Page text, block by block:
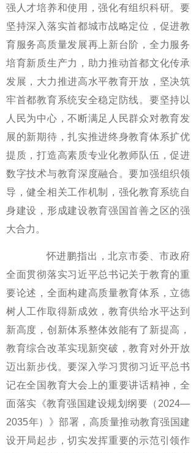
强人才培养和使用，强化有组织科研。要
坚持深入落实首都城市战略定位，促进教
育服务高质量发展再上新台阶，全力服务
培育新质生产力，助力推动首都文化传承
发展，大力推进高水平教育开放，坚决筑
牢首都教育系统安全稳定防线。要坚持以
人民为中心，不断满足人民群众对教育发
展的新期待，扎实推进终身教育体系扩优
提质，打造高素质专业化教师队伍，促进
数字技术与教育深度融合。要加强组织领
导，健全相关工作机制，强化教育系统自
身建设，形成建设教育强国首善之区的强
大合力。
怀进鹏指出，北京市委、市政府
全面贯彻落实习近平总书记关于教育的重
要论述，全面构建高质量教育体系，立德
树人工作取得新成效，教育供给水平达到
新高度，创新体系整体效能有了新提高，
教育综合改革实现新突破，教育对外开放
迈出新步伐。要深入学习贯彻习近平总书
记在全国教育大会上的重要讲话精神，全
面落实《教育强国建设规划纲要（2024—
2035年）》部署，高质量推动教育强国建
设开局起步，切实发挥重要的示范引领作